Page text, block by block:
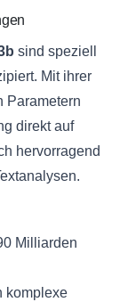
sind speziell
Mit ihrer
Parametern
direkt auf
hervorragend
Milliarden
komplexe